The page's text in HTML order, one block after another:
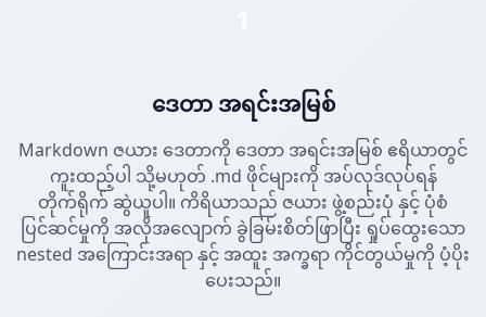
ဒေတာ အရင်းအမြစ်
Markdown ဇယား ဒေတာကို ဒေတာ အရင်းအမြစ် ဧရိယာတွင်
ကူးထည့်ပါ သို့မဟုတ် .md ဖိုင်များကို အပ်လုဒ်လုပ်ရန်
တိုက်ရိုက် ဆွဲယူပါ။ ကိရိယာသည် ဇယား ဖွဲ့စည်းပုံ နှင့် ပုံစံ
ပြင်ဆင်မှုကို အလိုအလျောက် ခွဲခြမ်းစိတ်ဖြာပြီး ရှုပ်ထွေးသော
nested အကြောင်းအရာ နှင့် အထူး အက္ခရာ ကိုင်တွယ်မှုကို ပံ့ပိုး
ပေးသည်။